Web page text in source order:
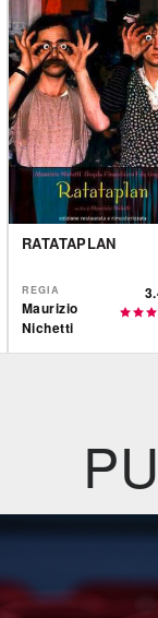
RATATAPLAN
REGIA
Maurizio
Nichetti